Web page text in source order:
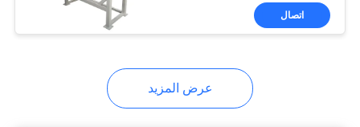
شاشة تهتز بالموجات
اتصال
عرض المزيد